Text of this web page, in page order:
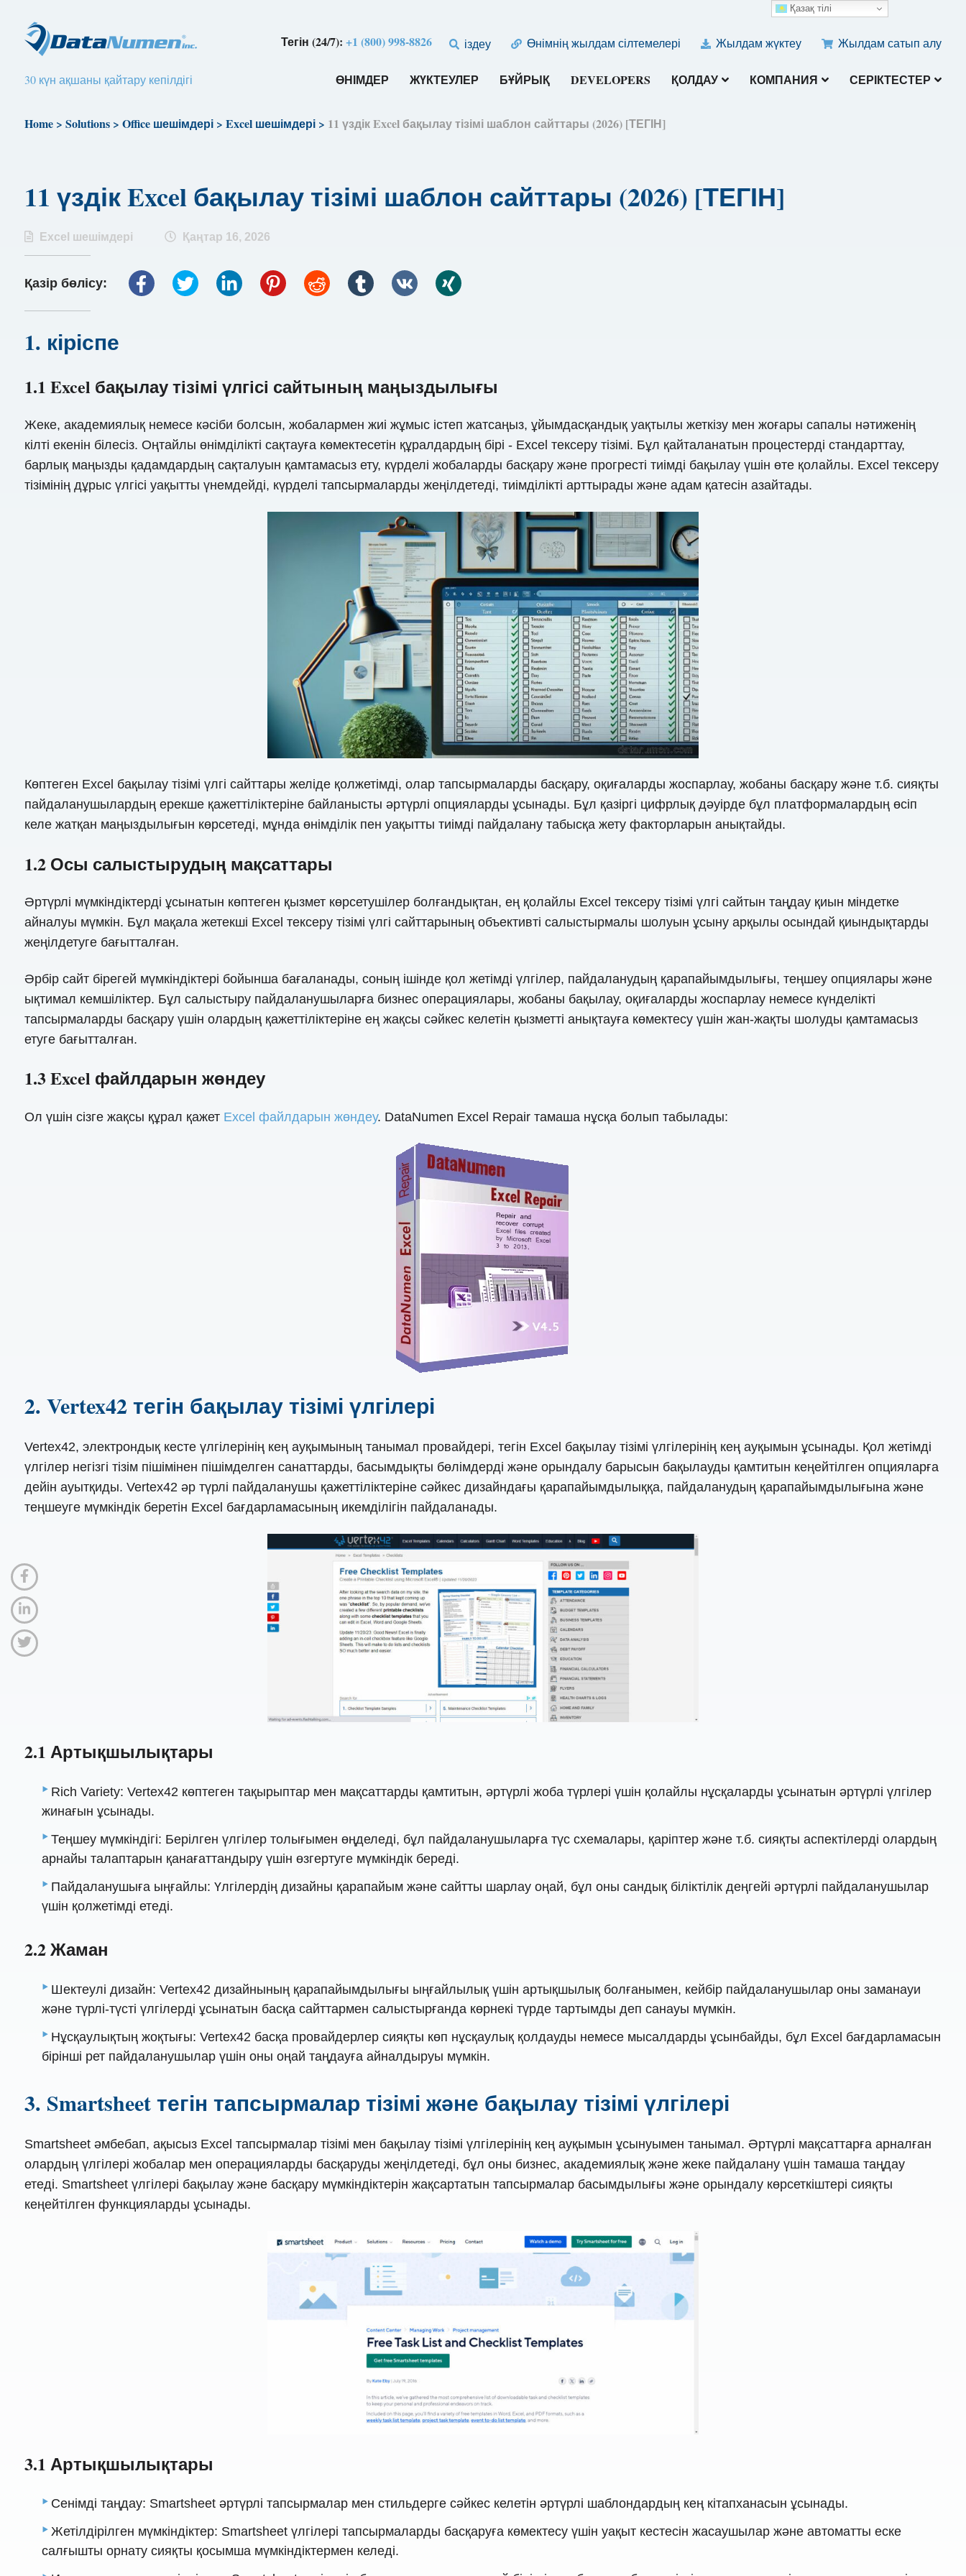
Тегін (24/7):+1 (800) 998-8826 іздеу Өнімнің жылдам сілтемелері Жылдам жүктеу Жылдам сатып алу
30 күн ақшаны қайтару кепілдігі ӨНІМДЕР ЖҮКТЕУЛЕР БҰЙРЫҚ DEVELOPERS ҚОЛДАУ КОМПАНИЯ СЕРІКТЕСТЕР
Home> Solutions> Office шешімдері> Excel шешімдері> 11 үздік Excel бақылау тізімі шаблон сайттары (2026) [ТЕГІН]
11 үздік Excel бақылау тізімі шаблон сайттары (2026) [ТЕГІН]
Excel шешімдері Қаңтар 16, 2026
Қазір бөлісу:
1. кіріспе
1.1 Excel бақылау тізімі үлгісі сайтының маңыздылығы
Жеке, академиялық немесе кәсіби болсын, жобалармен жиі жұмыс істеп жатсаңыз, ұйымдасқандық уақтылы жеткізу мен жоғары сапалы нәтиженің
кілті екенін білесіз. Оңтайлы өнімділікті сақтауға көмектесетін құралдардың бірі - Excel тексеру тізімі. Бұл қайталанатын процестерді стандарттау,
барлық маңызды қадамдардың сақталуын қамтамасыз ету, күрделі жобаларды басқару және прогресті тиімді бақылау үшін өте қолайлы. Excel тексеру
тізімінің дұрыс үлгісі уақытты үнемдейді, күрделі тапсырмаларды жеңілдетеді, тиімділікті арттырады және адам қатесін азайтады.
Көптеген Excel бақылау тізімі үлгі сайттары желіде қолжетімді, олар тапсырмаларды басқару, оқиғаларды жоспарлау, жобаны басқару және т.б. сияқты
пайдаланушылардың ерекше қажеттіліктеріне байланысты әртүрлі опцияларды ұсынады. Бұл қазіргі цифрлық дәуірде бұл платформалардың өсіп
келе жатқан маңыздылығын көрсетеді, мұнда өнімділік пен уақытты тиімді пайдалану табысқа жету факторларын анықтайды.
1.2 Осы салыстырудың мақсаттары
Әртүрлі мүмкіндіктерді ұсынатын көптеген қызмет көрсетушілер болғандықтан, ең қолайлы Excel тексеру тізімі үлгі сайтын таңдау қиын міндетке
айналуы мүмкін. Бұл мақала жетекші Excel тексеру тізімі үлгі сайттарының объективті салыстырмалы шолуын ұсыну арқылы осындай қиындықтарды
жеңілдетуге бағытталған.
Әрбір сайт бірегей мүмкіндіктері бойынша бағаланады, соның ішінде қол жетімді үлгілер, пайдаланудың қарапайымдылығы, теңшеу опциялары және
ықтимал кемшіліктер. Бұл салыстыру пайдаланушыларға бизнес операциялары, жобаны бақылау, оқиғаларды жоспарлау немесе күнделікті
тапсырмаларды басқару үшін олардың қажеттіліктеріне ең жақсы сәйкес келетін қызметті анықтауға көмектесу үшін жан-жақты шолуды қамтамасыз
етуге бағытталған.
1.3 Excel файлдарын жөндеу
Ол үшін сізге жақсы құрал қажет Excel файлдарын жөндеу. DataNumen Excel Repair тамаша нұсқа болып табылады:
2. Vertex42 тегін бақылау тізімі үлгілері
Vertex42, электрондық кесте үлгілерінің кең ауқымының танымал провайдері, тегін Excel бақылау тізімі үлгілерінің кең ауқымын ұсынады. Қол жетімді
үлгілер негізгі тізім пішімінен пішімделген санаттарды, басымдықты бөлімдерді және орындалу барысын бақылауды қамтитын кеңейтілген опцияларға
дейін ауытқиды. Vertex42 әр түрлі пайдаланушы қажеттіліктеріне сәйкес дизайндағы қарапайымдылыққа, пайдаланудың қарапайымдылығына және
теңшеуге мүмкіндік беретін Excel бағдарламасының икемділігін пайдаланады.
2.1 Артықшылықтары
Rich Variety: Vertex42 көптеген тақырыптар мен мақсаттарды қамтитын, әртүрлі жоба түрлері үшін қолайлы нұсқаларды ұсынатын әртүрлі үлгілер
жинағын ұсынады.
Теңшеу мүмкіндігі: Берілген үлгілер толығымен өңделеді, бұл пайдаланушыларға түс схемалары, қаріптер және т.б. сияқты аспектілерді олардың
арнайы талаптарын қанағаттандыру үшін өзгертуге мүмкіндік береді.
Пайдаланушыға ыңғайлы: Үлгілердің дизайны қарапайым және сайтты шарлау оңай, бұл оны сандық біліктілік деңгейі әртүрлі пайдаланушылар
үшін қолжетімді етеді.
2.2 Жаман
Шектеулі дизайн: Vertex42 дизайнының қарапайымдылығы ыңғайлылық үшін артықшылық болғанымен, кейбір пайдаланушылар оны заманауи
және түрлі-түсті үлгілерді ұсынатын басқа сайттармен салыстырғанда көрнекі түрде тартымды деп санауы мүмкін.
Нұсқаулықтың жоқтығы: Vertex42 басқа провайдерлер сияқты көп нұсқаулық қолдауды немесе мысалдарды ұсынбайды, бұл Excel бағдарламасын
бірінші рет пайдаланушылар үшін оны оңай таңдауға айналдыруы мүмкін.
3. Smartsheet тегін тапсырмалар тізімі және бақылау тізімі үлгілері
Smartsheet әмбебап, ақысыз Excel тапсырмалар тізімі мен бақылау тізімі үлгілерінің кең ауқымын ұсынуымен танымал. Әртүрлі мақсаттарға арналған
олардың үлгілері жобалар мен операцияларды басқаруды жеңілдетеді, бұл оны бизнес, академиялық және жеке пайдалану үшін тамаша таңдау
етеді. Smartsheet үлгілері бақылау және басқару мүмкіндіктерін жақсартатын тапсырмалар басымдылығы және орындалу көрсеткіштері сияқты
кеңейтілген функцияларды ұсынады.
3.1 Артықшылықтары
Сенімді таңдау: Smartsheet әртүрлі тапсырмалар мен стильдерге сәйкес келетін әртүрлі шаблондардың кең кітапханасын ұсынады.
Жетілдірілген мүмкіндіктер: Smartsheet үлгілері тапсырмаларды басқаруға көмектесу үшін уақыт кестесін жасаушылар және автоматты еске
салғышты орнату сияқты қосымша мүмкіндіктермен келеді.
Қазақ тілі